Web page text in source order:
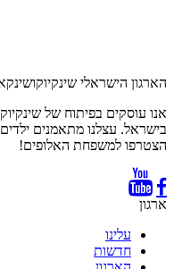
הארגון הישראלי
אנו עוסקים בפיתוח של
בישראל. עצלנו מתאמנים ילדים מגיל 3, צעירים
הצטרפו למשפחת האלופים!
ארגון
עלינו
חדשות